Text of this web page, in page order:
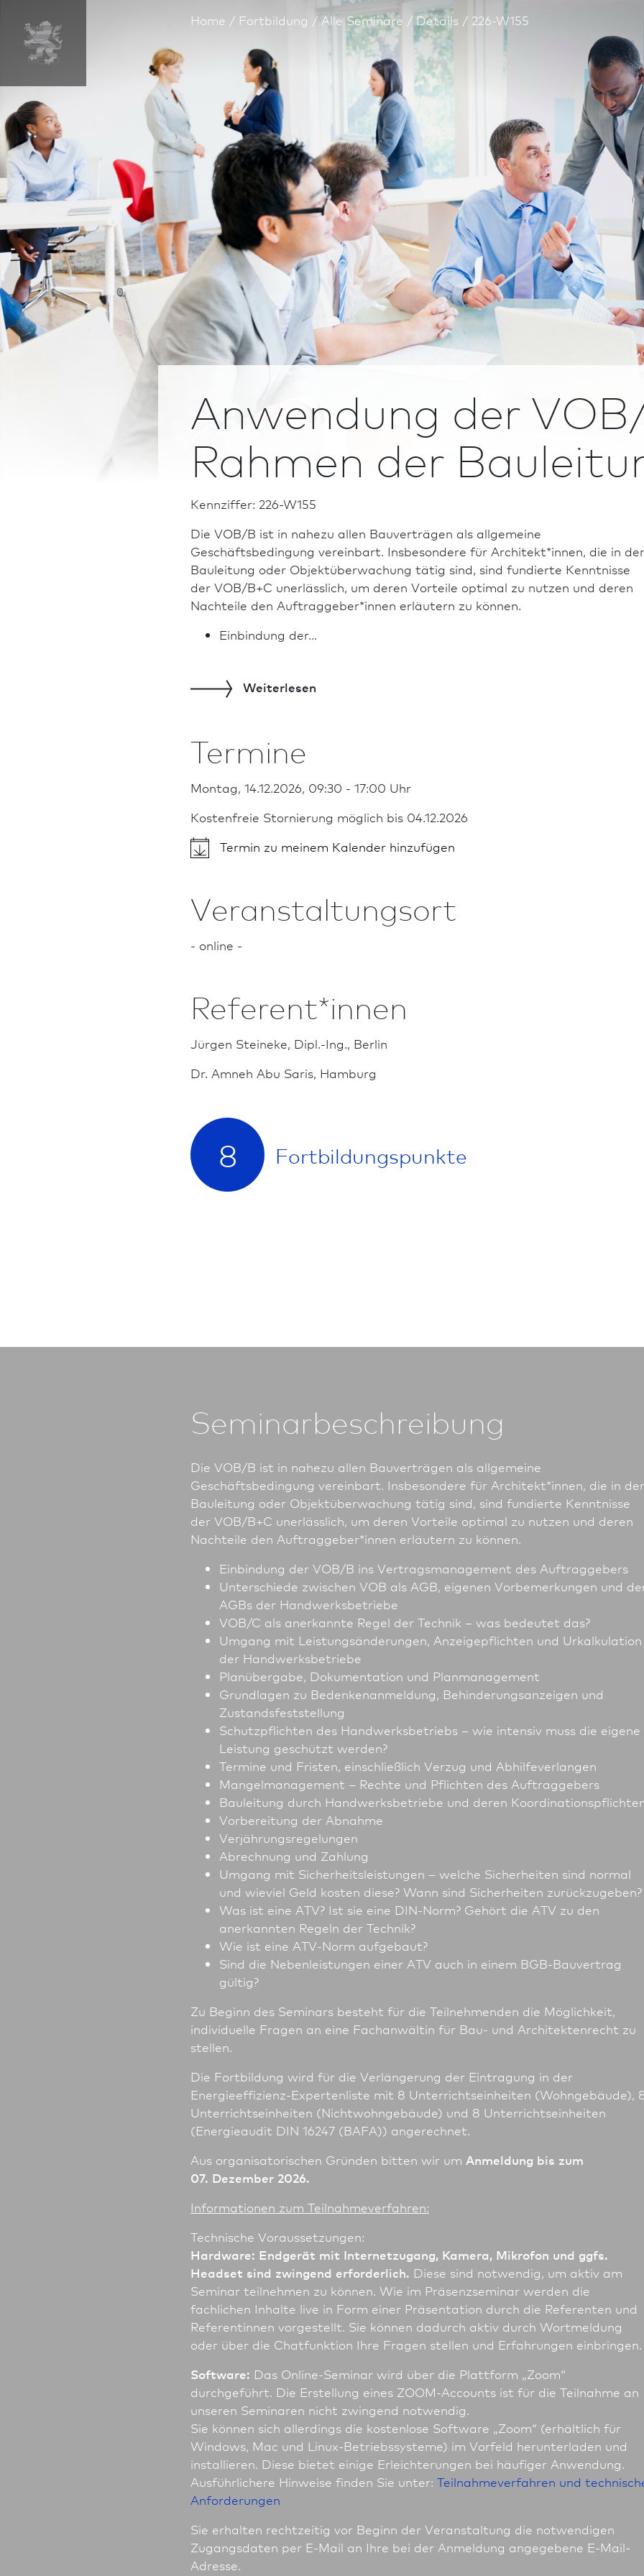
Home Fortbildung Alle Seminare Details 226-W155
Anwendung der
Rahmen der
Kennziffer: 226-W155
Die VOB/B ist in nahezu allen Bauverträgen als allgemeine
Geschäftsbedingung vereinbart. Insbesondere für Architekt*innen, die in der
Bauleitung oder Objekt­überwachung tätig sind, sind fundierte Kenntnisse
der VOB/B+C unerlässlich, um deren Vorteile optimal zu nutzen und deren
Nachteile den Auftraggeber*innen erläutern zu können.
Einbindung der...
Weiterlesen
Termine
Montag, 14.12.2026, 09:30 - 17:00 Uhr
Kostenfreie Stornierung möglich bis 04.12.2026
Termin zu meinem Kalender hinzufügen
Veranstaltungsort
- online -
Referent*innen
Jürgen Steineke, Dipl.-Ing., Berlin
Dr. Amneh Abu Saris, Hamburg
8 Fort­bildungs­punkte
Seminarbeschreibung
Die VOB/B ist in nahezu allen Bauverträgen als allgemeine
Geschäftsbedingung vereinbart. Insbesondere für Architekt*innen, die in der
Bauleitung oder Objekt­überwachung tätig sind, sind fundierte Kenntnisse
der VOB/B+C unerlässlich, um deren Vorteile optimal zu nutzen und deren
Nachteile den Auftraggeber*innen erläutern zu können.
Einbindung der VOB/B ins Vertragsmanagement des Auftraggebers
Unterschiede zwischen VOB als AGB, eigenen Vorbemerkungen und
AGBs der Handwerksbetriebe
VOB/C als anerkannte Regel der Technik – was bedeutet das?
Umgang mit Leistungsänderungen, Anzeige­pflichten und Urkalkulation
der Handwerksbetriebe
Planübergabe, Dokumentation und Planmanagement
Grundlagen zu Bedenkenanmeldung, Behinderungsanzeigen und
Zustandsfeststellung
Schutzpflichten des Handwerksbetriebs – wie intensiv muss die eigene
Leistung geschützt werden?
Termine und Fristen, einschließlich Verzug und Abhilfeverlangen
Mangelmanagement – Rechte und Pflichten des Auftraggebers
Bauleitung durch Handwerksbetriebe und deren
Vor­be­reitung der Abnahme
Verjährungsregelungen
Abrechnung und Zahlung
Umgang mit Sicherheitsleistungen – welche Sicherheiten sind normal
und wieviel Geld kosten diese? Wann sind Sicherheiten zurückzugeben?
Was ist eine ATV? Ist sie eine DIN-Norm? Gehört die ATV zu den
anerkannten Regeln der Technik?
Wie ist eine ATV-Norm aufgebaut?
Sind die Nebenleistungen einer ATV auch in einem BGB-Bauvertrag
gültig?
Zu Beginn des Seminars besteht für die Teilnehmenden die Möglichkeit,
individuelle Fragen an eine Fachanwältin für Bau- und Architektenrecht zu
stellen.
Die Fortbildung wird für die Verlängerung der Eintragung in der
Energieeffizienz-Expertenliste mit 8 Unter­richts­einheiten (Wohngebäude),
Unter­richts­einheiten (Nichtwohngebäude) und 8 Unter­richts­einheiten
(Energieaudit DIN 16247 (BAFA)) angerechnet.
Aus organisatorischen Gründen bitten wir um Anmeldung bis zum
07. Dezember 2026.
In­for­ma­tio­nen zum Teilnahmeverfahren:
Technische Voraussetzungen:
Hardware: Endgerät mit Internetzugang, Kamera, Mikrofon und ggfs.
Headset sind zwingend erforderlich. Diese sind notwendig, um aktiv am
Seminar teil­nehmen zu können. Wie im Präsenzseminar werden die
fachlichen Inhalte live in Form einer Präsentation durch die Referenten und
Referentinnen vorgestellt. Sie können dadurch aktiv durch Wortmeldung
oder über die Chatfunktion Ihre Fragen stellen und Erfahrungen einbringen.
Software: Das Online-Seminar wird über die Plattform „Zoom“
durchgeführt. Die Erstellung eines ZOOM-Accounts ist für die Teilnahme an
unseren Seminaren nicht zwingend notwendig.
Sie können sich allerdings die kostenlose Software „Zoom“ (erhältlich für
Windows, Mac und Linux-Betriebssysteme) im Vorfeld herunterladen und
installieren. Diese bietet einige Erleichterungen bei häufiger Anwendung.
Ausführlichere Hinweise finden Sie unter: Teilnahmeverfahren und
Anforderungen
Sie erhalten rechtzeitig vor Beginn der Veranstaltung die notwendigen
Zugangsdaten per E-Mail an Ihre bei der Anmeldung angegebene E-Mail-
Adresse.